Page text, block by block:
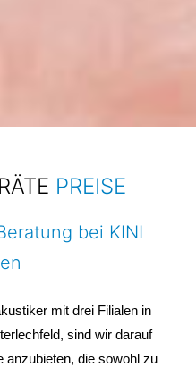
PREISE
bei KINI
mit drei Filialen in
sind wir darauf
anzubieten, die sowohl zu